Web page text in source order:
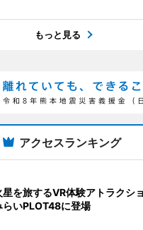
もっと見る
アクセスランキング
星を旅するVR体験アトラクシ
らいPLOT48に登場